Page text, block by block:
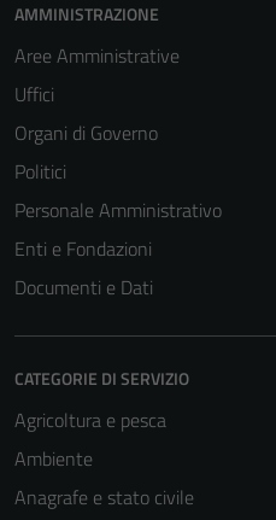
AMMINISTRAZIONE
Aree Amministrative
Uffici
Organi di Governo
Politici
Personale Amministrativo
Enti e Fondazioni
Documenti e Dati
CATEGORIE DI SERVIZIO
Agricoltura e pesca
Ambiente
Anagrafe e stato civile